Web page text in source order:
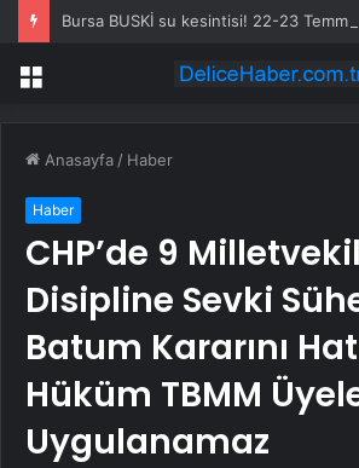
Menü
Anasayfa / Haber
Haber
CHP’de 9
Disipline Sevki
Batum Kararını
Hüküm TBMM
Uygulanamaz